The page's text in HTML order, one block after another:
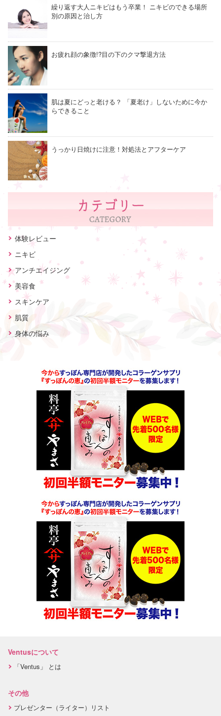
繰り返す大人ニキビはもう卒業！ ニキビのできる場所
別の原因と治し方
お疲れ顔の象徴!?目の下のクマ撃退方法
肌は夏にどっと老ける？ 「夏老け」しないために今か
らできること
うっかり日焼けに注意！対処法とアフターケア
体験レビュー
ニキビ
アンチエイジング
美容食
スキンケア
肌質
身体の悩み
Ventusについて
「Ventus」 とは
その他
プレゼンター（ライター）リスト